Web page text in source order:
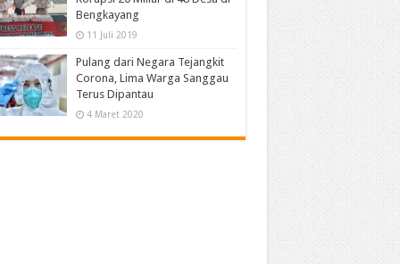
Bengkayang
11 Juli 2019
Pulang dari Negara Tejangkit
Corona, Lima Warga Sanggau
Terus Dipantau
4 Maret 2020